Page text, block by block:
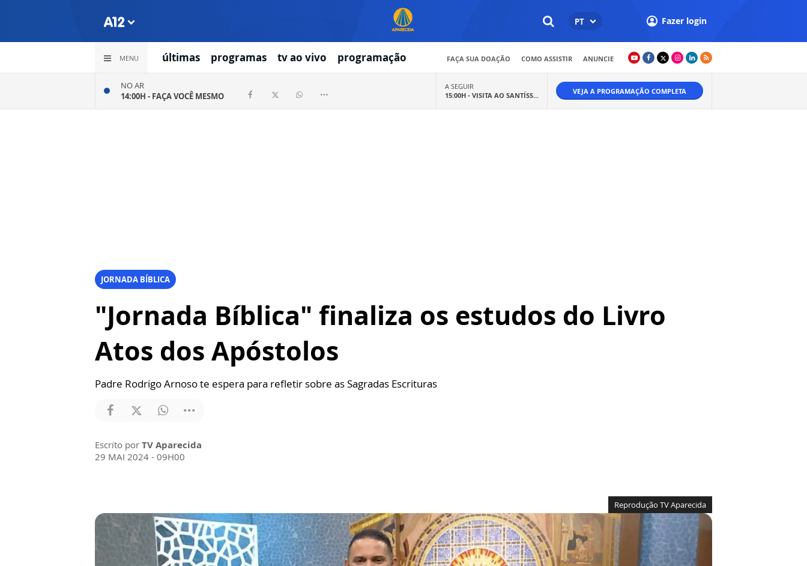
PT Fazer login
MENU últimas programas tv ao vivo programação FAÇA SUA DOAÇÃO COMO ASSISTIR ANUNCIE
NO AR
14:00H - FAÇA VOCÊ MESMO
A SEGUIR
15:00H - VISITA AO SANTÍSS... VEJA A PROGRAMAÇÃO COMPLETA
JORNADA BÍBLICA
"Jornada Bíblica" finaliza os estudos do Livro
Atos dos Apóstolos
Padre Rodrigo Arnoso te espera para refletir sobre as Sagradas Escrituras
Escrito por TV Aparecida
29 MAI 2024 - 09H00
Reprodução TV Aparecida